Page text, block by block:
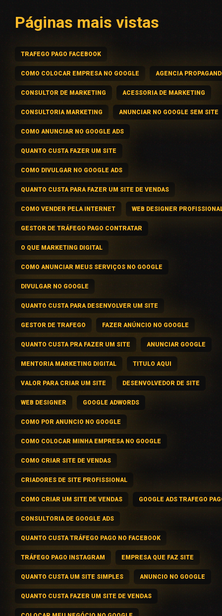
Páginas mais vistas
TRAFEGO PAGO FACEBOOK
COMO COLOCAR EMPRESA NO GOOGLE AGENCIA
CONSULTOR DE MARKETING ACESSORIA DE MARKETING
CONSULTORIA MARKETING ANUNCIAR NO GOOGLE SEM SITE
COMO ANUNCIAR NO GOOGLE ADS
QUANTO CUSTA FAZER UM SITE
COMO DIVULGAR NO GOOGLE ADS
QUANTO CUSTA PARA FAZER UM SITE DE VENDAS
COMO VENDER PELA INTERNET WEB DESIGNER
GESTOR DE TRÁFEGO PAGO CONTRATAR
O QUE MARKETING DIGITAL
COMO ANUNCIAR MEUS SERVIÇOS NO GOOGLE
DIVULGAR NO GOOGLE
QUANTO CUSTA PARA DESENVOLVER UM SITE
GESTOR DE TRAFEGO FAZER ANÚNCIO NO GOOGLE
QUANTO CUSTA PRA FAZER UM SITE ANUNCIAR GOOGLE
MENTORIA MARKETING DIGITAL TITULO AQUI
VALOR PARA CRIAR UM SITE DESENVOLVEDOR DE SITE
WEB DESIGNER GOOGLE ADWORDS
COMO POR ANUNCIO NO GOOGLE
COMO COLOCAR MINHA EMPRESA NO GOOGLE
COMO CRIAR SITE DE VENDAS
CRIADORES DE SITE PROFISSIONAL
COMO CRIAR UM SITE DE VENDAS GOOGLE ADS TRAFEGO
CONSULTORIA DE GOOGLE ADS
QUANTO CUSTA TRÁFEGO PAGO NO FACEBOOK
TRÁFEGO PAGO INSTAGRAM EMPRESA QUE FAZ SITE
QUANTO CUSTA UM SITE SIMPLES ANUNCIO NO GOOGLE
QUANTO CUSTA FAZER UM SITE DE VENDAS